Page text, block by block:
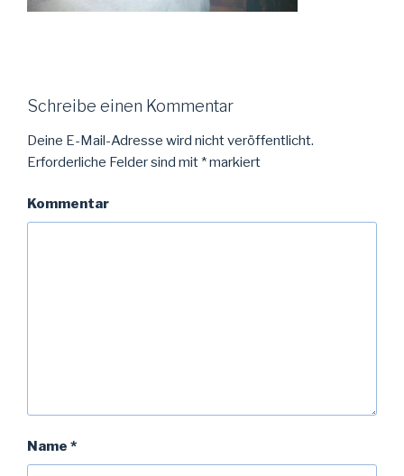
Schreibe einen Kommentar
Deine E-Mail-Adresse wird nicht veröffentlicht.
Erforderliche Felder sind mit *markiert
Kommentar
Name *